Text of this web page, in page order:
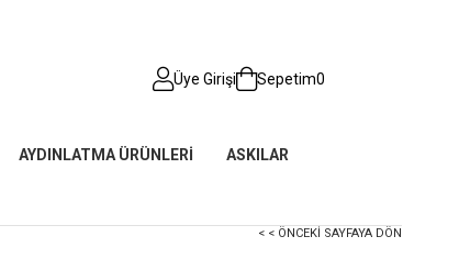
Üye Girişi Sepetim0
AYDINLATMA ÜRÜNLERİ ASKILAR
< < ÖNCEKI SAYFAYA DÖN